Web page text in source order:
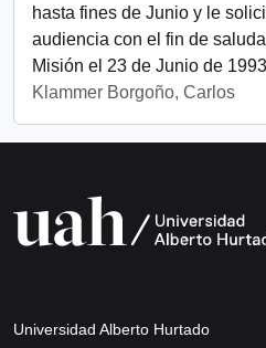
hasta fines de Junio y le
audiencia con el fin de
Misión el 23 de Junio de 1993
Klammer Borgoño, Carlos
Universidad Alberto Hurtado